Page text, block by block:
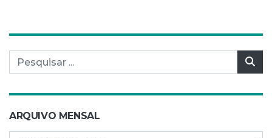
Pesquisar por:
ARQUIVO MENSAL